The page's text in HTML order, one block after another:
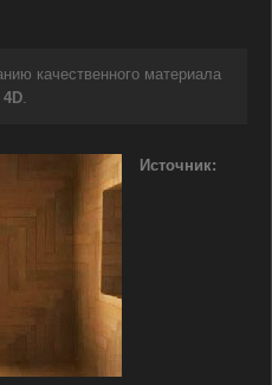
качественного материала
.
Источник: